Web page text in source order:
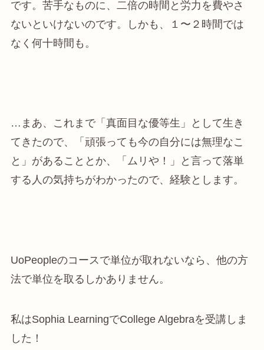
です。苦手なものに、二倍の時間と労力を費やさ
ないといけないのです。しかも、１〜２時間では
なく何十時間も。
…まあ、これまで「真面目な優等生」として生き
てきたので、「頑張っても今の自分には無理なこ
と」があることとか、「ムリや！」と言って落単
する人の気持ちがわかったので、経験とします。
UoPeopleのコースで単位が取れないなら、他の方
法で単位を取るしかありません。
私はSophia LearningでCollege Algebraを受講しま
した！